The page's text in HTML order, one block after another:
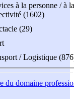
à la personne / à la
(1602)
(29)
/ Logistique
du domaine